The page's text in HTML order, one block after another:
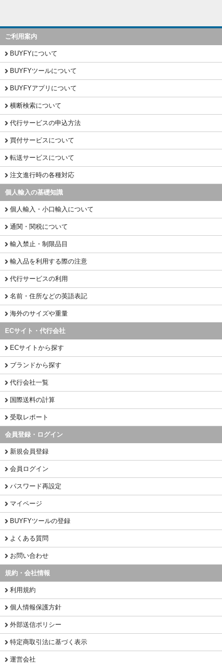
ご利用案内
BUYFYについて
BUYFYツールについて
BUYFYアプリについて
横断検索について
代行サービスの申込方法
買付サービスについて
転送サービスについて
注文進行時の各種対応
個人輸入の基礎知識
個人輸入・小口輸入について
通関・関税について
輸入禁止・制限品目
輸入品を利用する際の注意
代行サービスの利用
名前・住所などの英語表記
海外のサイズや重量
ECサイト・代行会社
ECサイトから探す
ブランドから探す
代行会社一覧
国際送料の計算
受取レポート
会員登録・ログイン
新規会員登録
会員ログイン
パスワード再設定
マイページ
BUYFYツールの登録
よくある質問
お問い合わせ
規約・会社情報
利用規約
個人情報保護方針
外部送信ポリシー
特定商取引法に基づく表示
運営会社